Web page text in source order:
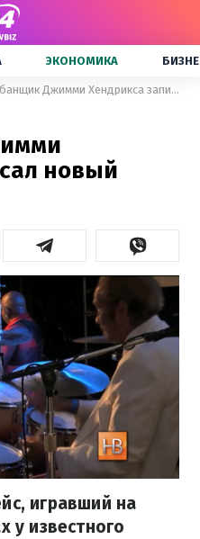
ЭКОНОМИКА
Барабанщик Джимми Хендрикса записал новый альбом
новый
игравший на
у известного